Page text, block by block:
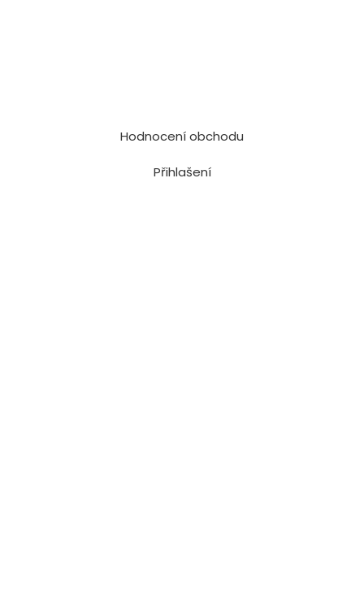
Hodnocení obchodu
Přihlašení